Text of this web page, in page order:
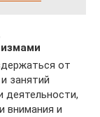
от
занятий
деятельности,
внимания и